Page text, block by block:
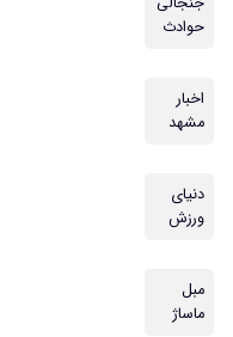
حوادث
اخبار
مشهد
دنیای
ورزش
مبل
ماساژ